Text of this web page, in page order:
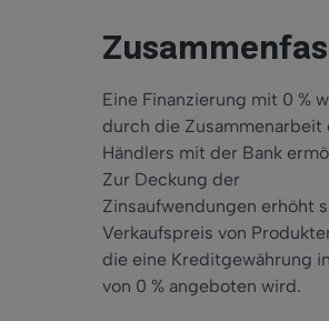
Eine Finanzierung mit 0 %
durch die Zusammenarbeit
Händlers mit der Bank
Zur Deckung der
Zinsaufwendungen erhöht
Verkaufspreis von
die eine Kreditgewährung
von 0 % angeboten wird.